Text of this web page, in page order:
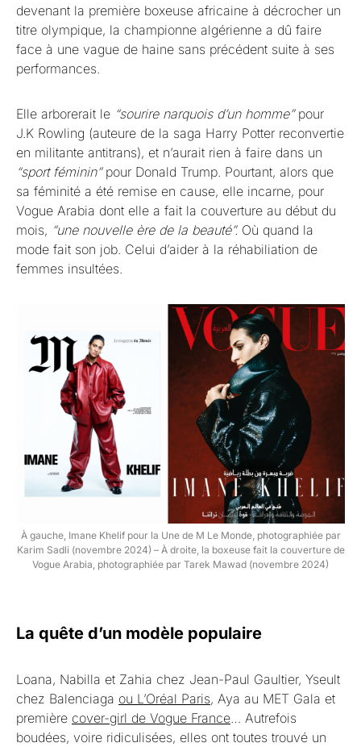
devenant la première boxeuse africaine à décrocher un
titre olympique, la championne algérienne a dû faire
face à une vague de haine sans précédent suite à ses
performances.
Elle arborerait le “sourire narquois d’un homme”pour
J.K Rowling (auteure de la saga Harry Potter reconvertie
en militante antitrans), et n’aurait rien à faire dans un
“sport féminin”pour Donald Trump. Pourtant, alors que
sa féminité a été remise en cause, elle incarne, pour
Vogue Arabia dont elle a fait la couverture au début du
mois, “une nouvelle ère de la beauté”. Où quand la
mode fait son job. Celui d’aider à la réhabiliation de
femmes insultées.
À gauche, Imane Khelif pour la Une de M Le Monde, photographiée par
Karim Sadli (novembre 2024) – À droite, la boxeuse fait la couverture de
Vogue Arabia, photographiée par Tarek Mawad (novembre 2024)
La quête d’un modèle populaire
Loana, Nabilla et Zahia chez Jean-Paul Gaultier, Yseult
chez Balenciaga ou L’Oréal Paris, Aya au MET Gala et
première cover-girl de Vogue France … Autrefois
boudées, voire ridiculisées, elles ont toutes trouvé un